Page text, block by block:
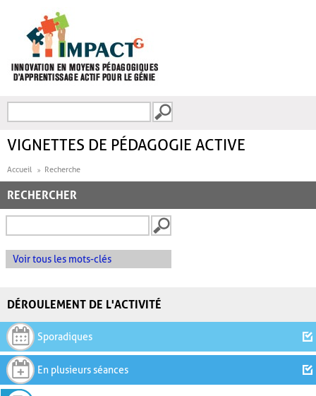
FORMULAIRE DE
VIGNETTES DE PÉDAGOGIE ACTIVE
Accueil Recherche
RECHERCHER
Voir tous les mots-clés
DÉROULEMENT DE L'ACTIVITÉ
Sporadiques
En plusieurs séances